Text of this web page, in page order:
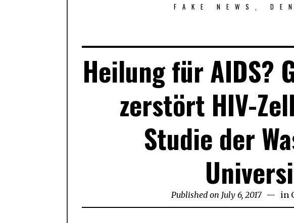
FAKE NEWS,
Heilung für AIDS?
zerstört HIV-
Studie der
Published on July 6, 2017July
7,
in